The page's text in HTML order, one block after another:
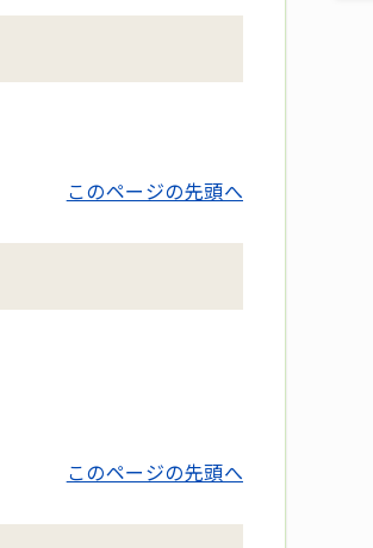
このページの先頭へ
このページの先頭へ